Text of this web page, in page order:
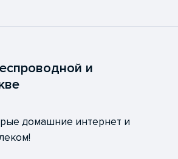
и
домашние интернет и